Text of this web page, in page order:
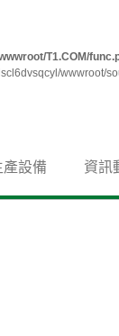
T1.COM/
wwwroot/
產設備 資訊